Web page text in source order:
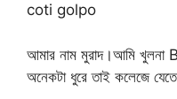
coti golpo
আমার নাম মুরাদ।আমি খুলনা
অনেকটা ধুরে তাই কলেজে